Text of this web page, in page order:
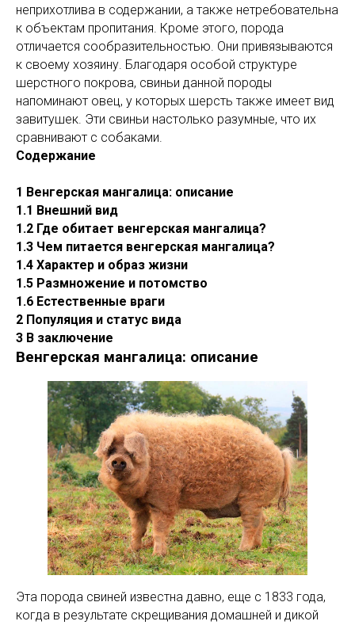
неприхотлива в содержании, а также нетребовательна
к объектам пропитания. Кроме этого, порода
отличается сообразительностью. Они привязываются
к своему хозяину. Благодаря особой структуре
шерстного покрова, свиньи данной породы
напоминают овец, у которых шерсть также имеет вид
завитушек. Эти свиньи настолько разумные, что их
сравнивают с собаками.
Содержание
1 Венгерская мангалица: описание
1.1 Внешний вид
1.2 Где обитает венгерская мангалица?
1.3 Чем питается венгерская мангалица?
1.4 Характер и образ жизни
1.5 Размножение и потомство
1.6 Естественные враги
2 Популяция и статус вида
3 В заключение
Венгерская мангалица: описание
Эта порода свиней известна давно, еще с 1833 года,
когда в результате скрещивания домашней и дикой